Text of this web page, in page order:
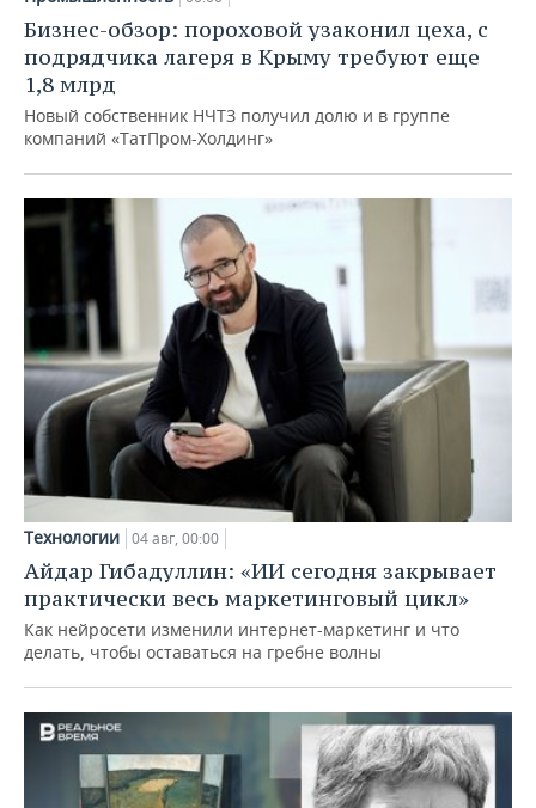
Бизнес-обзор: пороховой узаконил цеха, с
подрядчика лагеря в Крыму требуют еще
1,8 млрд
Новый собственник НЧТЗ получил долю и в группе
компаний «ТатПром-Холдинг»
Технологии 04 авг, 00:00
Айдар Гибадуллин: «ИИ сегодня закрывает
практически весь маркетинговый цикл»
Как нейросети изменили интернет-маркетинг и что
делать, чтобы оставаться на гребне волны